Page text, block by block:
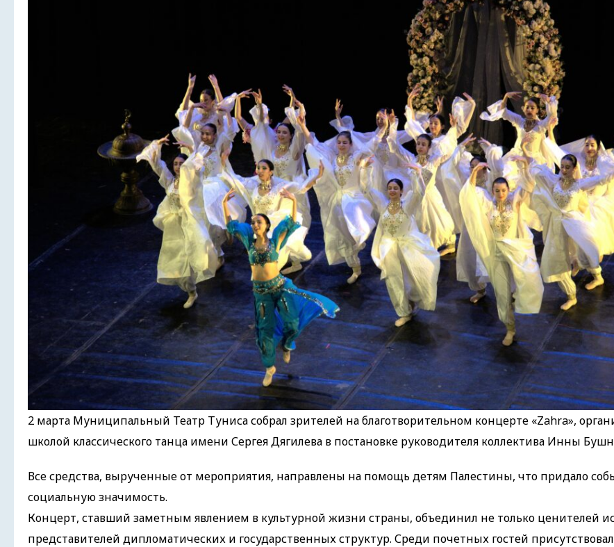
2 марта Муниципальный Театр Туниса собрал зрителей на благотворительном концерте «Zahra»,
школой классического танца имени Сергея Дягилева в постановке руководителя коллектива Инны
Все средства, вырученные от мероприятия, направлены на помощь детям Палестины, что придало
социальную значимость.
Концерт, ставший заметным явлением в культурной жизни страны, объединил не только ценителей
представителей дипломатических и государственных структур. Среди почетных гостей